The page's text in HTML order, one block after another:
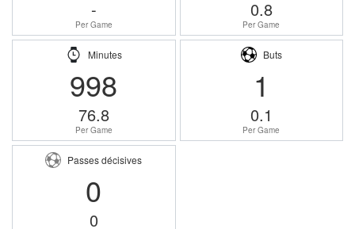
-
Per Game
0.8
Per Game
Minutes
998
76.8
Per Game
Buts
1
0.1
Per Game
Passes décisives
0
0